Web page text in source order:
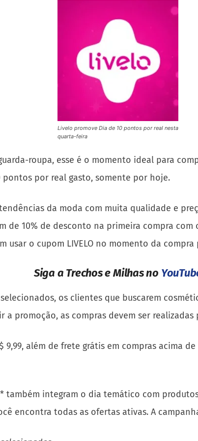
Livelo promove Dia de 10 pontos por real nesta
quarta-feira
roupa, esse é o momento ideal para
por real gasto, somente por hoje.
da moda com muita qualidade e
de 10% de desconto na primeira compra
usar o cupom LIVELO no momento da
Siga a Trechos e Milhas no
os clientes que buscarem
promoção, as compras devem ser
além de frete grátis em compras acima
* também integram o dia temático com
encontra todas as ofertas ativas. A